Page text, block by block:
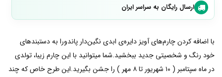
ارسال رایگان به سراسر ایران
با اضافه کردن چارم‌های آویز دایره‌ی ابدی نگین‌دار پاندورا به دستبند‌های
خود رنگ و شخصیتی جدید ببخشید.شما میتوانید با این چارم زیبا، تولدی
در ماه سپتامبر ( ۱۰ شهریور تا ۸ مهر ) را جشن بگیرید.این طرح خاص که چند